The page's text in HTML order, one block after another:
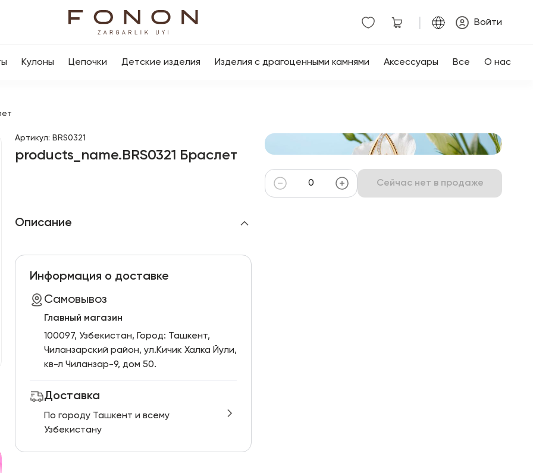
Войти
Кулоны Цепочки Детские изделия Изделия с драгоценными камнями Аксессуары Все О нас
Артикул: BRS0321
products_name.BRS0321 Браслет
Описание
Информация о доставке
Самовывоз
Главный магазин
100097, Узбекистан, Город: Ташкент,
Чиланзарский pайон, ул.Кичик Халка Йули,
кв-л Чиланзар-9, дом 50.
Доставка
По городу Ташкент и всему
Узбекистану
Сейчас нет в продаже